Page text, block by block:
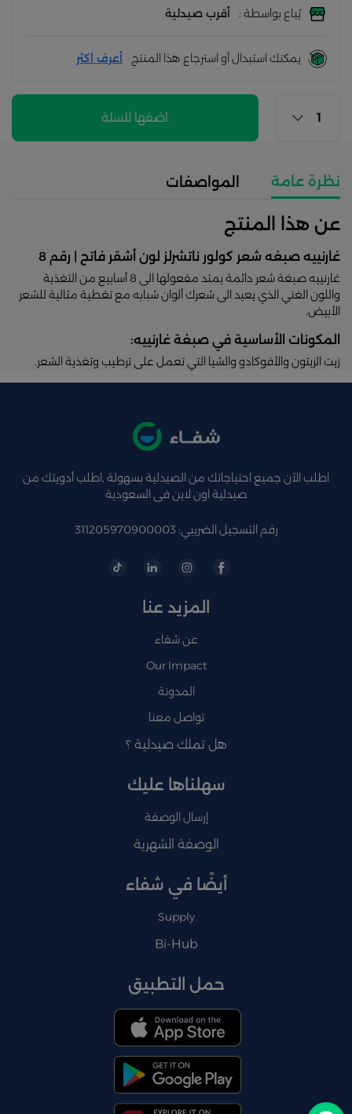
يُباع بواسطة : أقرب صيدلية
يمكنك استبدال أو استرجاع هذا المنتج أعرف اكثر
اضفها للسلة
نظرة عامة المواصفات
عن هذا المنتج
غارنييه صبغه شعر كولور ناتشرلز لون أشقر فاتح | رقم 8
غارنييه صبغة شعر دائمة يمتد مفعولها الى 8 أسابيع من التغذية
واللون الغني الذي يعيد الى شعرك ألوان شبابه مع تغطية مثالية للشعر
الأبيض.
المكونات الأساسية في صبغة غارنييه:
زيت الزيتون والأفوكادو والشيا التي تعمل على ترطيب وتغذية الشعر.
اطلب الآن جميع احتياجاتك من الصيدلية بسهولة ,اطلب أدويتك من
صيدلية اون لاين فى السعودية
رقم التسجيل الضريبي: 311205970900003
المزيد عنا
عن شفاء
Our Impact
المدونة
تواصل معنا
هل تملك صيدلية ؟
سهلناها عليك
إرسال الوصفة
الوصفة الشهرية
أيضًا في شفاء
Supply
Bi-Hub
حمل التطبيق